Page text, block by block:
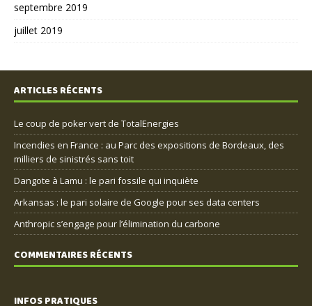
septembre 2019
juillet 2019
ARTICLES RÉCENTS
Le coup de poker vert de TotalEnergies
Incendies en France : au Parc des expositions de Bordeaux, des
milliers de sinistrés sans toit
Dangote à Lamu : le pari fossile qui inquiète
Arkansas : le pari solaire de Google pour ses data centers
Anthropic s’engage pour l’élimination du carbone
COMMENTAIRES RÉCENTS
INFOS PRATIQUES